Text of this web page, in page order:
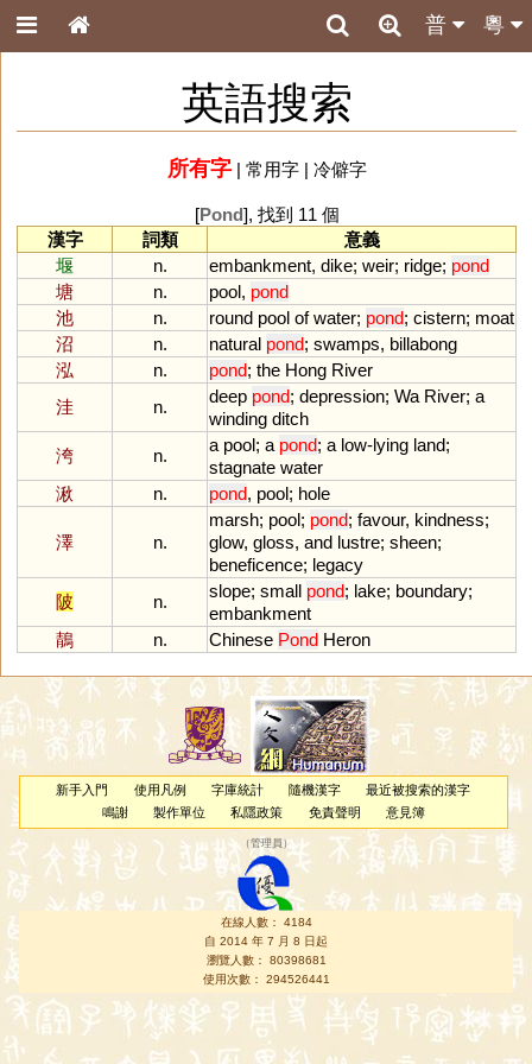
粵
普
英語搜索
所有字| 常用字| 冷僻字
[Pond], 找到 11 個
漢字
詞類
意義
堰
n. embankment, dike; weir; ridge; pond
塘
n. pool, pond
池
n. round pool of water; pond; cistern; moat
沼
n. natural pond; swamps, billabong
泓
n. pond; the Hong River
洼
n.
deep pond; depression; Wa River; a
winding ditch
洿
n.
a pool; a pond; a low-lying land;
stagnate water
湫
n. pond, pool; hole
澤 n.
marsh; pool; pond; favour, kindness;
glow, gloss, and lustre; sheen;
beneficence; legacy
陂
n.
slope; small pond; lake; boundary;
embankment
鶄
n. Chinese Pond Heron
新手入門 使用凡例 字庫統計 隨機漢字
最近被搜索的漢字
鳴謝
製作單位 私隱政策 免責聲明 意見簿
（管理員 ）
在線人數： 4184
自 2014 年 7 月 8 日起
瀏覽人數： 80398681
使用次數： 294526441